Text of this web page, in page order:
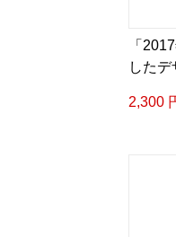
「
したデ
2,300